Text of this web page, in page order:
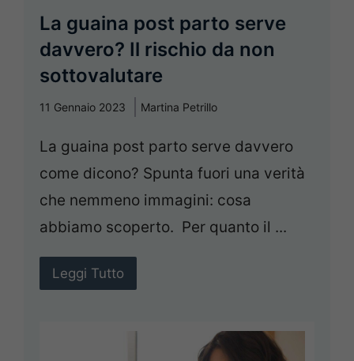
La guaina post parto serve
davvero? Il rischio da non
sottovalutare
11 Gennaio 2023 Martina Petrillo
La guaina post parto serve davvero
come dicono? Spunta fuori una verità
che nemmeno immagini: cosa
abbiamo scoperto. Per quanto il ...
Leggi Tutto